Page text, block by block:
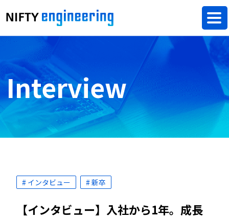
Interview
# インタビュー # 新卒
【インタビュー】入社から1年。成長